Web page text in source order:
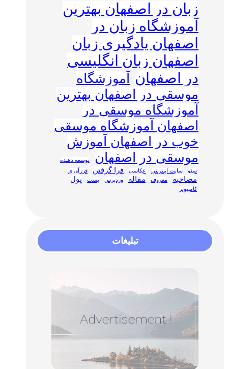
زبان در اصفهان بهترین
آموزشگاه زبان در
اصفهان یادگیری زبان
اصفهان زبان انگلیسی
در اصفهان
آموزشگاه
موسقی در اصفهان بهترین
آموزشگاه موسقی در
اصفهان آموزشگاه موسقی
خوب در اصفهان آموزش
موسقی در اصفهان
توسعه دهنده
سئو
سایت اینترنتی عکاسی فرا گرفتن فن آوری
مصاحبه معروف مقاله وردپرس پست پول
کامپیوتر
تبلیغات